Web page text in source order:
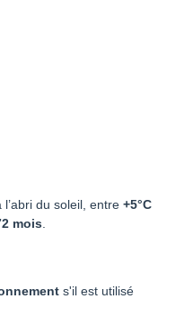
l’abri du soleil, entre +5°C
mois
s'il est utilisé